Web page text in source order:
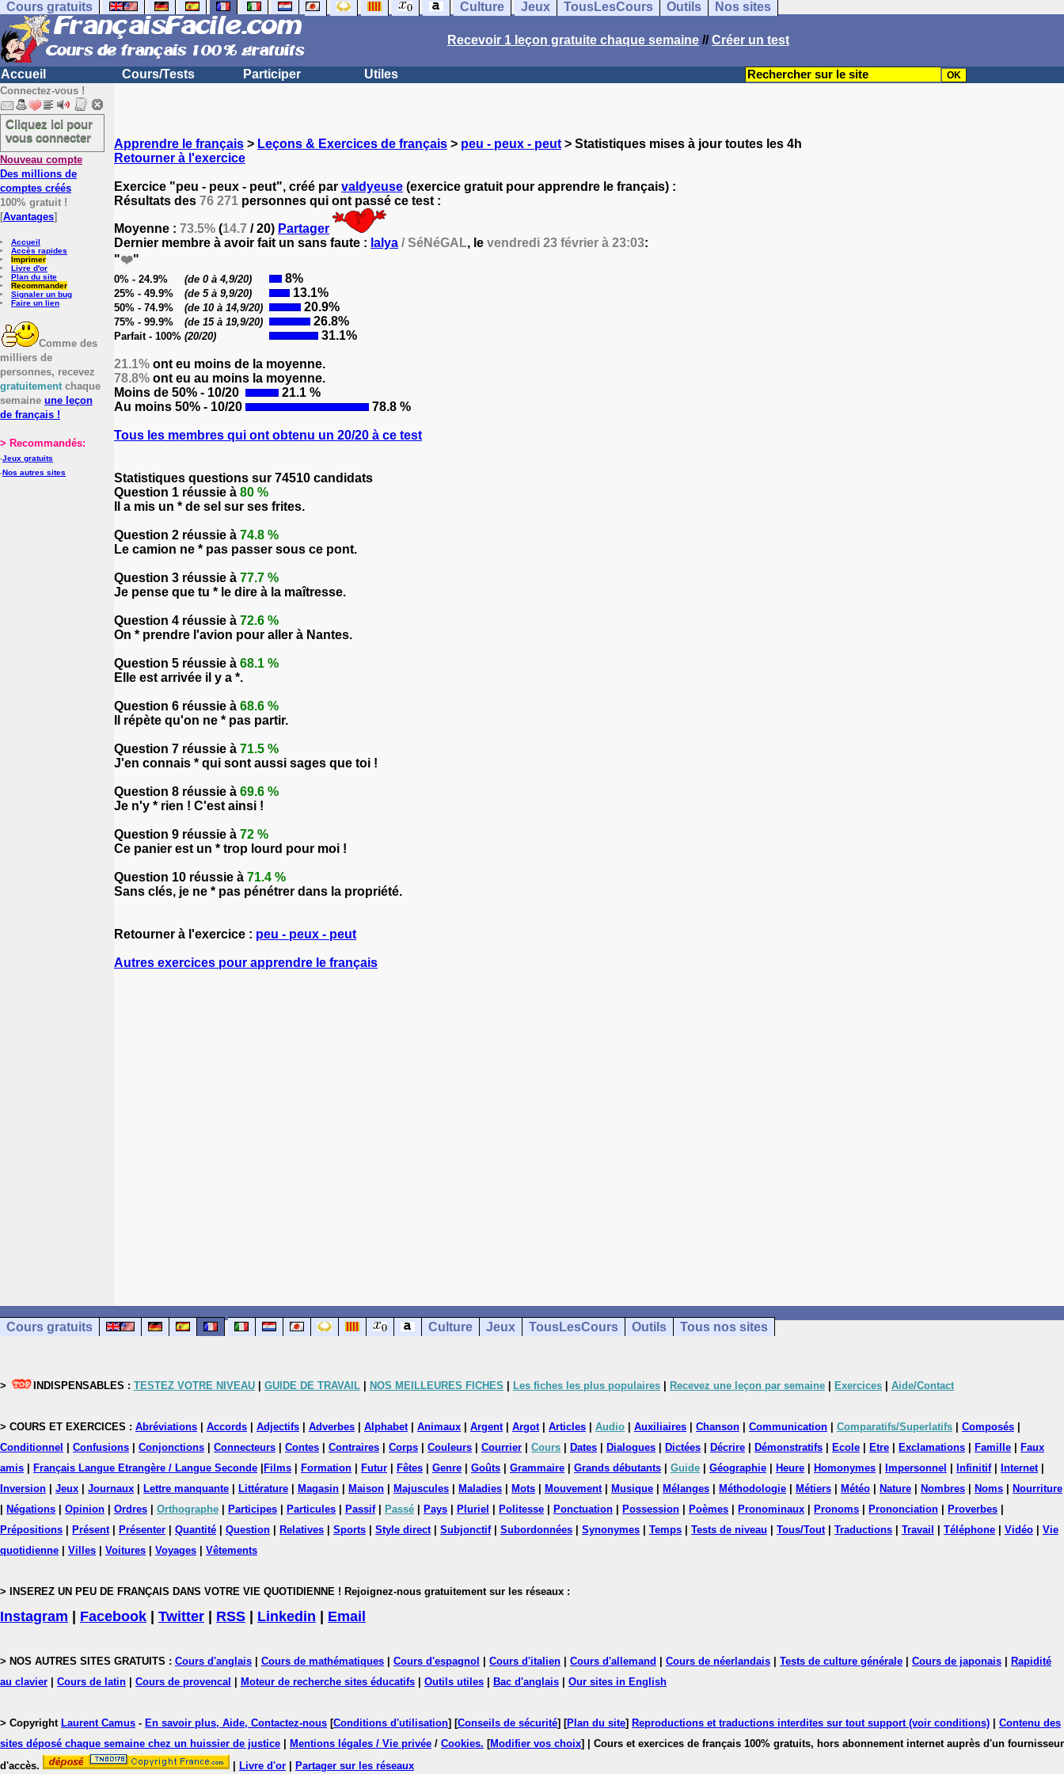
Cours gratuits Culture Jeux TousLesCours Outils Nos sites
Recevoir 1 leçon gratuite chaque semaine //Créer un test
Accueil Cours/Tests Participer Utiles
Connectez-vous !
Cliquez ici pour
vous connecter
Nouveau compte
Des millions de
comptes créés
100% gratuit !
[Avantages]
Accueil
Accès rapides
Imprimer
Livre d'or
Plan du site
Recommander
Signaler un bug
Faire un lien
Comme des
milliers de
personnes, recevez
gratuitementchaque
semaine une leçon
de français !
> Recommandés:
-Jeux gratuits
-Nos autres sites
Apprendre le français > Leçons & Exercices de français > peu - peux - peut > Statistiques mises à jour toutes les 4h
Retourner à l'exercice
Exercice "peu - peux - peut", créé par valdyeuse (exercice gratuit pour apprendre le français) :
Résultats des 76 271 personnes qui ont passé ce test :
Moyenne : 73.5% (14.7 / 20) Partager
Dernier membre à avoir fait un sans faute : lalya / SéNéGAL, le vendredi 23 février à 23:03:
"❤️"
0% - 24.9% (de 0 à 4,9/20) 8%
25% - 49.9% (de 5 à 9,9/20) 13.1%
50% - 74.9% (de 10 à 14,9/20) 20.9%
75% - 99.9% (de 15 à 19,9/20) 26.8%
Parfait - 100% (20/20) 31.1%
21.1% ont eu moins de la moyenne.
78.8% ont eu au moins la moyenne.
Moins de 50% - 10/20
21.1 %
Au moins 50% - 10/20
78.8 %
Tous les membres qui ont obtenu un 20/20 à ce test
Statistiques questions sur 74510 candidats
Question 1 réussie à 80 %
Il a mis un * de sel sur ses frites.
Question 2 réussie à 74.8 %
Le camion ne * pas passer sous ce pont.
Question 3 réussie à 77.7 %
Je pense que tu * le dire à la maîtresse.
Question 4 réussie à 72.6 %
On * prendre l'avion pour aller à Nantes.
Question 5 réussie à 68.1 %
Elle est arrivée il y a *.
Question 6 réussie à 68.6 %
Il répète qu'on ne * pas partir.
Question 7 réussie à 71.5 %
J'en connais * qui sont aussi sages que toi !
Question 8 réussie à 69.6 %
Je n'y * rien ! C'est ainsi !
Question 9 réussie à 72 %
Ce panier est un * trop lourd pour moi !
Question 10 réussie à 71.4 %
Sans clés, je ne * pas pénétrer dans la propriété.
Retourner à l'exercice : peu - peux - peut
Autres exercices pour apprendre le français
Cours gratuits Culture Jeux TousLesCours Outils Tous nos sites
> INDISPENSABLES : TESTEZ VOTRE NIVEAU GUIDE DE TRAVAIL NOS MEILLEURES FICHES Les fiches les plus populaires Recevez une leçon par semaine Exercices Aide/Contact
> COURS ET EXERCICES : Abréviations Accords Adjectifs Adverbes Alphabet| Animaux Argent| Argot| Articles Audio Auxiliaires Chanson Communication Comparatifs/Superlatifs Composés
Conditionnel
Confusions Conjonctions Connecteurs Contes Contraires Corps Couleurs Courrier Cours Dates Dialogues Dictées Décrire Démonstratifs Ecole Etre Exclamations Famille
Faux
amis
Français Langue Etrangère / Langue Seconde Films Formation Futur Fêtes Genre Goûts Grammaire Grands débutants Guide Géographie Heure Homonymes Impersonnel Infinitif| Internet|
Inversion
Jeux Journaux Lettre manquante Littérature Magasin Maison Majuscules Maladies Mots Mouvement| Musique Mélanges Méthodologie Métiers Météo Nature Nombres Noms
Nourriture
Négations Opinion Ordres Orthographe Participes Particules Passif| Passé Pays Pluriel Politesse Ponctuation Possession Poèmes Pronominaux Pronoms Prononciation Proverbes
Prépositions
Présent| Présenter Quantité Question Relatives Sports Style direct| Subjonctif| Subordonnées Synonymes Temps Tests de niveau Tous/Tout| Traductions Travail Téléphone Vidéo
Vie
quotidienne
Villes Voitures Voyages Vêtements
> INSEREZ UN PEU DE FRANÇAIS DANS VOTRE VIE QUOTIDIENNE ! Rejoignez-nous gratuitement sur les réseaux :
Instagram Facebook Twitter RSS Linkedin Email
> NOS AUTRES SITES GRATUITS : Cours d'anglais Cours de mathématiques Cours d'espagnol Cours d'italien Cours d'allemand Cours de néerlandais Tests de culture générale Cours de japonais
Rapidité
au clavier
Cours de latin Cours de provencal Moteur de recherche sites éducatifs Outils utiles Bac d'anglais Our sites in English
> Copyright Laurent Camus - En savoir plus, Aide, Contactez-nous [Conditions d'utilisation] [Conseils de sécurité] [Plan du site] Reproductions et traductions interdites sur tout support (voir conditions)
Contenu des
sites déposé chaque semaine chez un huissier de justice
Mentions légales / Vie privée / Cookies. [Modifier vos choix]
| Cours et exercices de français 100% gratuits, hors abonnement internet auprès d'un fournisseur
d'accès.
Livre d'or Partager sur les réseaux